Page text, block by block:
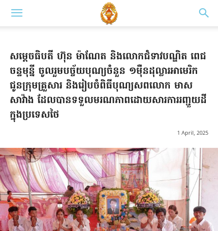
សម្តេចធិបតី ហ៊ុន ម៉ាណែត និងលោកជំទាវបណ្ឌិត ពេជ
ចន្ទមុន្នី ចូលរួមបច្ច័យបុណ្យចំនួន ១ម៉ឺនដុល្លារអាមេរិក
ជូនក្រុមគ្រួសារ​ និងរៀបចំពិធីបុណ្យសពលោក មាស
សាវ៉ាង ដែលបានទទួលមរណភាពដោយសារការរញ្ជួយដី
ក្នុងប្រទេសថៃ
1 April, 2025